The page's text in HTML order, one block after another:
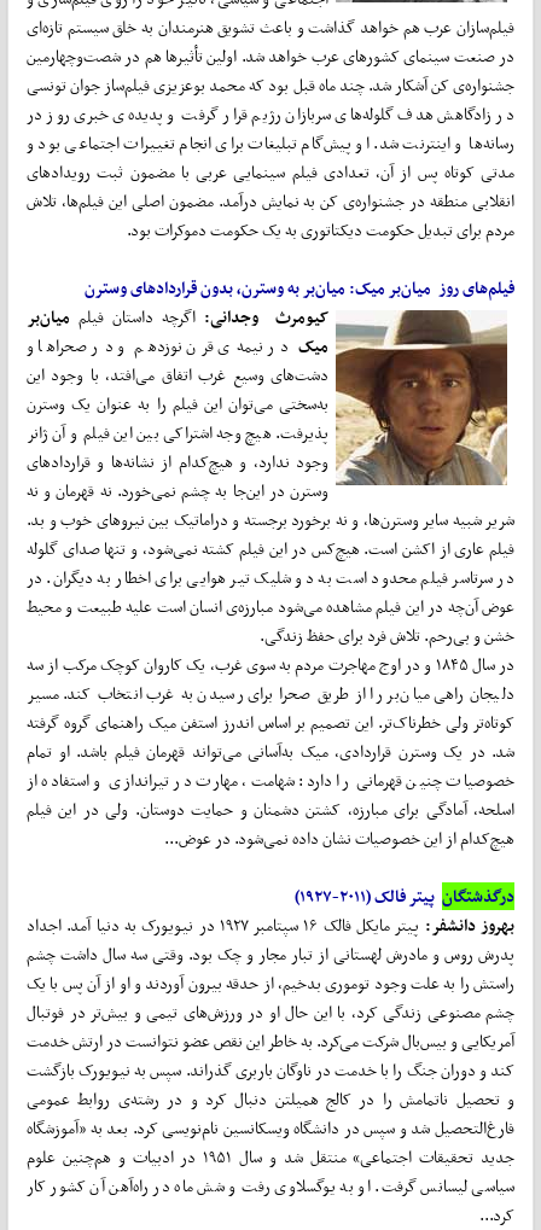
فیلم‌سازان عرب هم خواهد گذاشت و باعث تشویق هنرمندان به خلق سیستم تازه‌ای
در صنعت سینمای کشورهای عرب خواهد شد. اولین تأثیرها هم در شصت‌وچهارمین
جشنواره‌ی کن آشکار شد. چند ماه قبل بود که محمد بوعزیزی فیلم‌ساز جوان تونسی
در زادگاهش هدف گلوله‌های سربازان رژیم قرار گرفت و پدیده‌ی خبری روز در
رسانه‌ها و اینترنت شد. او پیش‌گام تبلیغات برای انجام تغییرات اجتماعی بود و
مدتی کوتاه پس از آن، تعدادی فیلم سینمایی عربی با مضمون ثبت رویدادهای
انقلابی منطقه در جشنواره‌ی کن به نمایش درآمد. مضمون اصلی این فیلم‌ها، تلاش
مردم برای تبدیل حکومت دیکتاتوری به یک حکومت دموکرات بود.
فیلم‌های روز میان‌بر میک: میان‌بر به وسترن، بدون قراردادهای وسترن
کیومرث وجدانی:اگرچه داستان فیلم میان‌بر
میک در نیمه‌ی قرن نوزدهم و در صحراها و
دشت‌های وسیع غرب اتفاق می‌افتد، با وجود این
به‌سختی می‌توان این فیلم را به عنوان یک وسترن
پذیرفت. هیچ وجه اشتراکی بین این فیلم و آن ژانر
وجود ندارد، و هیچ‌کدام از نشانه‌ها و قراردادهای
وسترن در این‌جا به چشم نمی‌خورد. نه قهرمان و نه
شریر شبیه سایر وسترن‌ها، و نه برخورد برجسته و دراماتیک بین نیروهای خوب و بد.
فیلم عاری از اکشن است. هیچ‌کس در این فیلم کشته نمی‌شود، و تنها صدای گلوله
در سرتاسر فیلم محدود است به دو شلیک تیر هوایی برای اخطار به دیگران. در
عوض آن‌چه در این فیلم مشاهده می‌شود مبارزه‌ی انسان است علیه طبیعت و محیط
خشن و بی‌رحم. تلاش فرد برای حفظ زندگی.
در سال ۱۸۴۵ و در اوج مهاجرت مردم به سوی غرب، یک کاروان کوچک مرکب از سه
دلیجان راهی میان‌بر را از طریق صحرا برای رسیدن به غرب انتخاب کند. مسیر
کوتاه‌تر ولی خطرناک‌تر. این تصمیم بر اساس اندرز استفن میک راهنمای گروه گرفته
شد. در یک وسترن قراردادی، میک به‌‌آسانی می‌تواند قهرمان فیلم باشد. او تمام
خصوصیات چنین قهرمانی‌ را دارد: شهامت، مهارت در تیراندازی و استفاده از
اسلحه، آمادگی برای مبارزه، کشتن دشمنان و حمایت دوستان. ولی در این فیلم
هیچ‌کدام از این خصوصیات نشان داده نمی‌شود. در عوض...
درگذشتگانپیتر فالک (۲۰۱۱-۱۹۲۷)
بهروز دانشفر:
پیتر مایکل فالک ۱۶ سپتامبر ۱۹۲۷ در نیویورک به دنیا آمد. اجداد
پدرش روس و مادرش لهستانی از تبار مجار و چک بود. وقتی سه سال داشت چشم
راستش را به علت وجود توموری بدخیم، از حدقه بیرون آوردند و او از آن پس با یک
چشم مصنوعی زندگی کرد، با این حال او در ورزش‌های تیمی و بیش‌تر در فوتبال
آمریکایی و بیس‌بال شرکت می‌کرد. به خاطر این نقص عضو نتوانست در ارتش خدمت
کند و دوران جنگ را با خدمت در ناوگان باربری گذراند. سپس به نیویورک بازگشت
و تحصیل ناتمامش را در کالج همیلتن دنبال کرد و در رشته‌ی روابط عمومی
فارغ‌التحصیل شد و سپس در دانشگاه ویسکانسین نام‌نویسی کرد. بعد به «آموزشگاه
جدید تحقیقات اجتماعی» منتقل شد و سال ۱۹۵۱ در ادبیات و هم‌چنین علوم
سیاسی لیسانس گرفت. او به یوگسلاوی رفت و شش ماه در راه‌آهن آن کشور کار
کرد...